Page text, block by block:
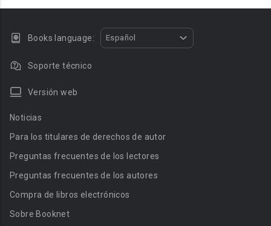
Books language: Español
Soporte técnico
Versión web
Noticias
Para los titulares de derechos de autor
Preguntas frecuentes de los lectores
Preguntas frecuentes de los autores
Compra de libros electrónicos
Sobre Booknet